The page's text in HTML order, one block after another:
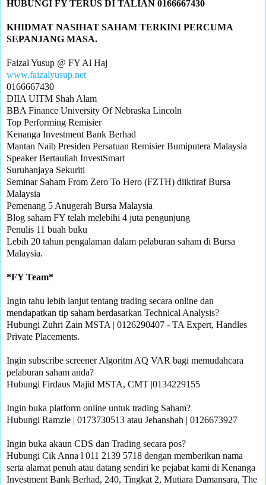
KHIDMAT NASIHAT SAHAM TERKINI PERCUMA
www.faizalyusup.net
0166667430
DIIA UITM Shah Alam
BBA Finance University Of Nebraska Lincoln
Top Performing Remisier
Kenanga Investment Bank Berhad
Mantan Naib Presiden Persatuan Remisier Bumiputera Malaysia
Speaker Bertauliah InvestSmart
Suruhanjaya Sekuriti
Seminar Saham From Zero To Hero (FZTH) diiktiraf Bursa
Malaysia
Pemenang 5 Anugerah Bursa Malaysia
Blog saham FY telah melebihi 4 juta pengunjung
Penulis 11 buah buku
Lebih 20 tahun pengalaman dalam pelaburan saham di Bursa
Malaysia.
Ingin tahu lebih lanjut tentang trading secara online dan
mendapatkan tip saham berdasarkan Technical Analysis?
Hubungi Zuhri Zain MSTA | 0126290407 - TA Expert, Handles
Private Placements.
Ingin subscribe screener Algoritm AQ VAR bagi memudahcara
pelaburan saham anda?
Hubungi Firdaus Majid MSTA, CMT |0134229155
Ingin buka platform online untuk trading Saham?
Hubungi Ramzie | 0173730513 atau Jehanshah | 0126673927
Ingin buka akaun CDS dan Trading secara pos?
Hubungi Cik Anna l 011 2139 5718 dengan memberikan nama
serta alamat penuh atau datang sendiri ke pejabat kami di Kenanga
Investment Bank Berhad, 240, Tingkat 2, Mutiara Damansara, The